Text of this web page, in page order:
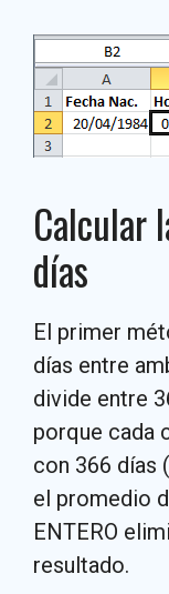
Calcular
días
El primer
días entre
divide entre
porque cada
con 366 días
el promedio
ENTERO
resultado.